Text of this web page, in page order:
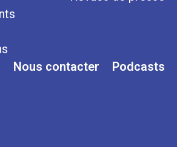
Nous contacter Podcasts